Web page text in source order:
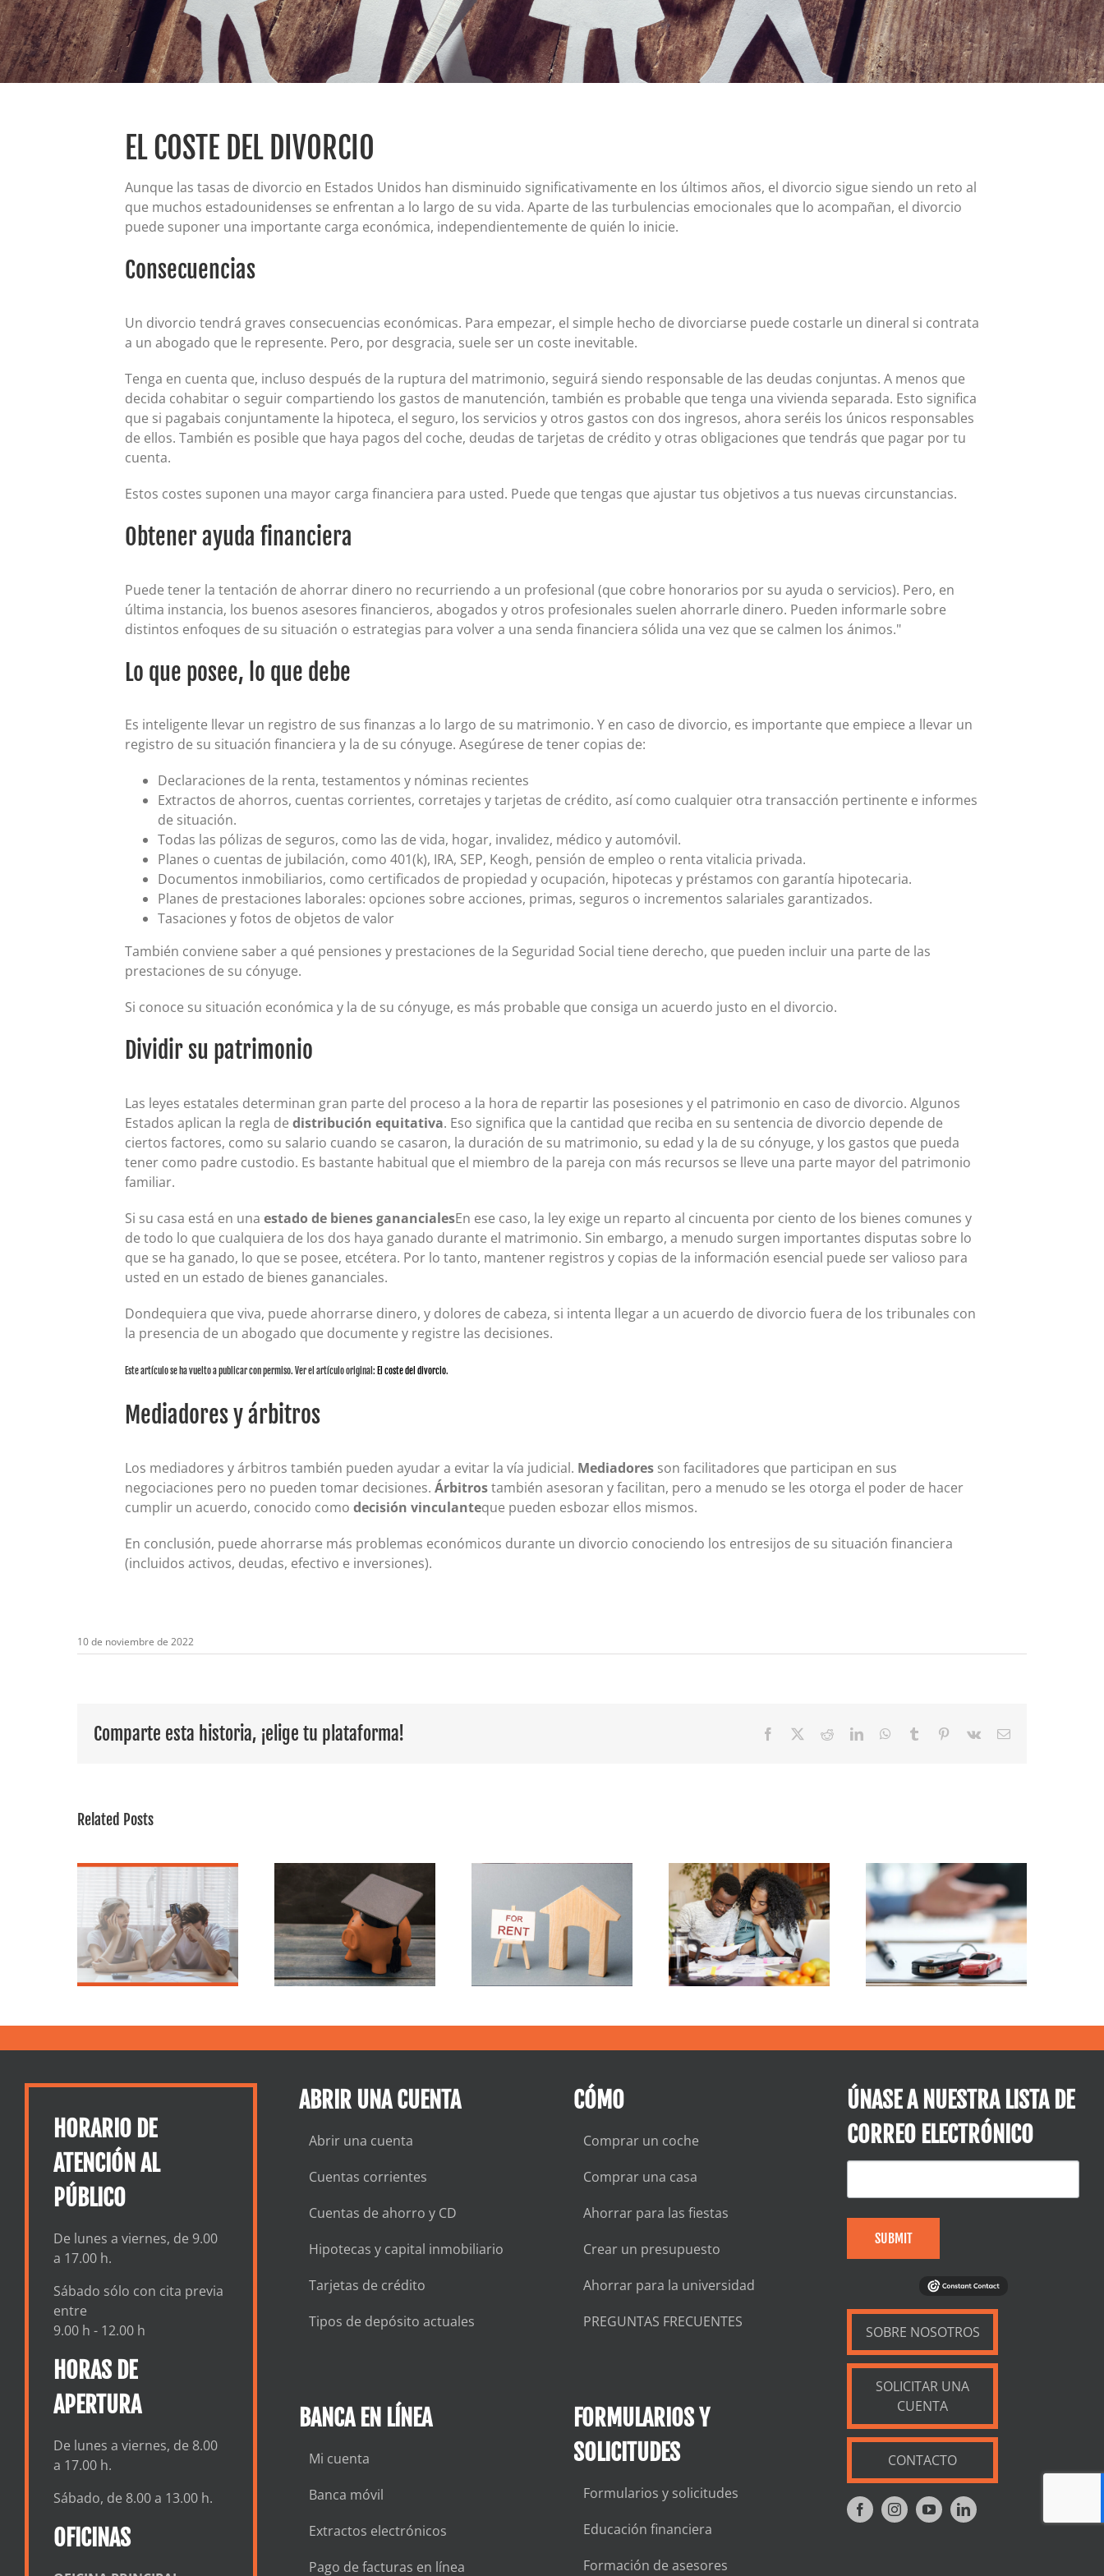
Certificados de depósito (CD)
Cuentas individuales de jubilación (IRA)
Tipos actuales de cuentas IRA y CD
Tarjeta MasterCard y Visa Preferred Points
(Empresas)
Comisiones para todos los productos de tarjeta
EL COSTE DEL DIVORCIO
Aunque las tasas de divorcio en Estados Unidos han disminuido significativamente en los últimos años, el divorcio sigue siendo un reto al
que muchos estadounidenses se enfrentan a lo largo de su vida. Aparte de las turbulencias emocionales que lo acompañan, el divorcio
puede suponer una importante carga económica, independientemente de quién lo inicie.
Consecuencias
Un divorcio tendrá graves consecuencias económicas. Para empezar, el simple hecho de divorciarse puede costarle un dineral si contrata
a un abogado que le represente. Pero, por desgracia, suele ser un coste inevitable.
Tenga en cuenta que, incluso después de la ruptura del matrimonio, seguirá siendo responsable de las deudas conjuntas. A menos que
decida cohabitar o seguir compartiendo los gastos de manutención, también es probable que tenga una vivienda separada. Esto significa
que si pagabais conjuntamente la hipoteca, el seguro, los servicios y otros gastos con dos ingresos, ahora seréis los únicos responsables
de ellos. También es posible que haya pagos del coche, deudas de tarjetas de crédito y otras obligaciones que tendrás que pagar por tu
cuenta.
Estos costes suponen una mayor carga financiera para usted. Puede que tengas que ajustar tus objetivos a tus nuevas circunstancias.
Obtener ayuda financiera
Puede tener la tentación de ahorrar dinero no recurriendo a un profesional (que cobre honorarios por su ayuda o servicios). Pero, en
última instancia, los buenos asesores financieros, abogados y otros profesionales suelen ahorrarle dinero. Pueden informarle sobre
distintos enfoques de su situación o estrategias para volver a una senda financiera sólida una vez que se calmen los ánimos."
Lo que posee, lo que debe
Es inteligente llevar un registro de sus finanzas a lo largo de su matrimonio. Y en caso de divorcio, es importante que empiece a llevar un
registro de su situación financiera y la de su cónyuge. Asegúrese de tener copias de:
Declaraciones de la renta, testamentos y nóminas recientes
Extractos de ahorros, cuentas corrientes, corretajes y tarjetas de crédito, así como cualquier otra transacción pertinente e informes
de situación.
Todas las pólizas de seguros, como las de vida, hogar, invalidez, médico y automóvil.
Planes o cuentas de jubilación, como 401(k), IRA, SEP, Keogh, pensión de empleo o renta vitalicia privada.
Documentos inmobiliarios, como certificados de propiedad y ocupación, hipotecas y préstamos con garantía hipotecaria.
Planes de prestaciones laborales: opciones sobre acciones, primas, seguros o incrementos salariales garantizados.
Tasaciones y fotos de objetos de valor
También conviene saber a qué pensiones y prestaciones de la Seguridad Social tiene derecho, que pueden incluir una parte de las
prestaciones de su cónyuge.
Si conoce su situación económica y la de su cónyuge, es más probable que consiga un acuerdo justo en el divorcio.
Dividir su patrimonio
Las leyes estatales determinan gran parte del proceso a la hora de repartir las posesiones y el patrimonio en caso de divorcio. Algunos
Estados aplican la regla de distribución equitativa. Eso significa que la cantidad que reciba en su sentencia de divorcio depende de
ciertos factores, como su salario cuando se casaron, la duración de su matrimonio, su edad y la de su cónyuge, y los gastos que pueda
tener como padre custodio. Es bastante habitual que el miembro de la pareja con más recursos se lleve una parte mayor del patrimonio
familiar.
Si su casa está en una estado de bienes ganancialesEn ese caso, la ley exige un reparto al cincuenta por ciento de los bienes comunes y
de todo lo que cualquiera de los dos haya ganado durante el matrimonio. Sin embargo, a menudo surgen importantes disputas sobre lo
que se ha ganado, lo que se posee, etcétera. Por lo tanto, mantener registros y copias de la información esencial puede ser valioso para
usted en un estado de bienes gananciales.
Dondequiera que viva, puede ahorrarse dinero, y dolores de cabeza, si intenta llegar a un acuerdo de divorcio fuera de los tribunales con
la presencia de un abogado que documente y registre las decisiones.
Este artículo se ha vuelto a publicar con permiso. Ver el artículo original: El coste del divorcio.
Mediadores y árbitros
Los mediadores y árbitros también pueden ayudar a evitar la vía judicial. Mediadoresson facilitadores que participan en sus
negociaciones pero no pueden tomar decisiones. Árbitrostambién asesoran y facilitan, pero a menudo se les otorga el poder de hacer
cumplir un acuerdo, conocido como decisión vinculanteque pueden esbozar ellos mismos.
En conclusión, puede ahorrarse más problemas económicos durante un divorcio conociendo los entresijos de su situación financiera
(incluidos activos, deudas, efectivo e inversiones).
10 de noviembre de 2022
Comparte esta historia, ¡elige tu plataforma! Facebook RedditLinkedInWhatsApp
Tumblr Pinterest
Vk Email
Related Posts
La Ley CARES:
Préstamos para
estudiantes
Encontrar un
lugar para
alquilar
Cómo reducir la
factura del gas
¿Comprar un
coche?
¿Deudas
navideñas? El
capital
inmobiliario
podría ser la
HORARIO DE
ATENCIÓN AL
PÚBLICO
De lunes a viernes, de 9.00
a 17.00 h.
Sábado sólo con cita previa
entre
9.00 h - 12.00 h
HORAS DE
APERTURA
De lunes a viernes, de 8.00
a 17.00 h.
Sábado, de 8.00 a 13.00 h.
OFICINAS
ABRIR UNA CUENTA
Abrir una cuenta
Cuentas corrientes
Cuentas de ahorro y CD
Hipotecas y capital inmobiliario
Tarjetas de crédito
Tipos de depósito actuales
BANCA EN LÍNEA
Mi cuenta
Banca móvil
Extractos electrónicos
Pago de facturas en línea
CÓMO
Comprar un coche
Comprar una casa
Ahorrar para las fiestas
Crear un presupuesto
Ahorrar para la universidad
PREGUNTAS FRECUENTES
FORMULARIOS Y
SOLICITUDES
Formularios y solicitudes
Educación financiera
Formación de asesores
ÚNASE A NUESTRA LISTA DE
CORREO ELECTRÓNICO
SUBMIT
SOBRE NOSOTROS
SOLICITAR UNA
CUENTA
CONTACTO